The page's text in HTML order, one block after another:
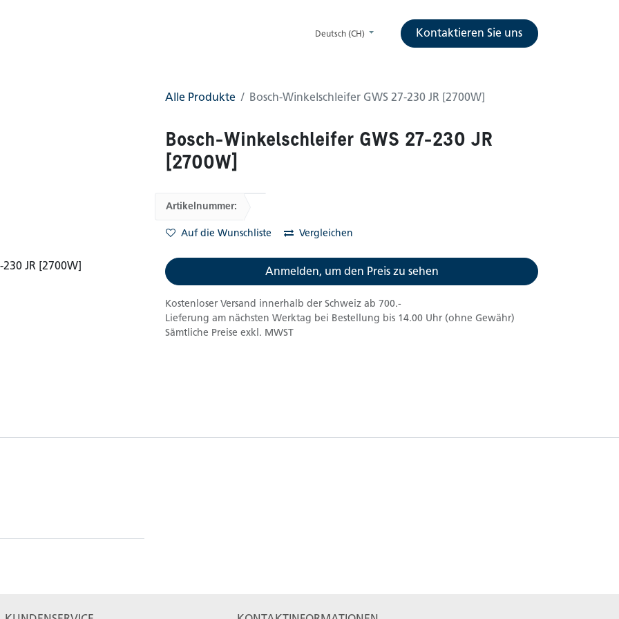
Deutsch (CH) Kontaktieren Sie uns
Alle Produkte Bosch-Winkelschleifer GWS 27-230 JR [2700W]
Bosch-Winkelschleifer GWS 27-230 JR
[2700W]
Artikelnummer:
Auf die Wunschliste Vergleichen
Anmelden, um den Preis zu sehen
Kostenloser Versand innerhalb der Schweiz ab 700.-
Lieferung am nächsten Werktag bei Bestellung bis 14.00 Uhr (ohne Gewähr)
Sämtliche Preise exkl. MWST